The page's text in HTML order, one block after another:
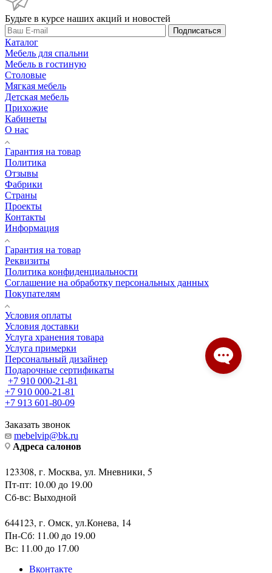
Будьте в курсе наших акций и новостей
Подписаться
Каталог
Мебель для спальни
Мебель в гостиную
Столовые
Мягкая мебель
Детская мебель
Прихожие
Кабинеты
О нас
Гарантия на товар
Политика
Отзывы
Фабрики
Страны
Проекты
Контакты
Информация
Гарантия на товар
Реквизиты
Политика конфиденциальности
Соглашение на обработку персональных данных
Покупателям
Условия оплаты
Условия доставки
Услуга хранения товара
Услуга примерки
Персональный дизайнер
Подарочные сертификаты
+7 910 000-21-81
+7 910 000-21-81
+7 913 601-80-09
Заказать звонок
mebelvip@bk.ru
Адреса салонов
123308, г. Москва, ул. Мневники, 5
Пт-пт: 10.00 до 19.00
Сб-вс: Выходной
644123, г. Омск, ул.Конева, 14
Пн-Сб: 11.00 до 19.00
Вс: 11.00 до 17.00
Вконтакте